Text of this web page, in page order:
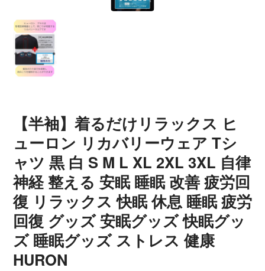
【半袖】着るだけリラックス ヒ
ューロン リカバリーウェア Tシ
ャツ 黒 白 S M L XL 2XL 3XL 自律
神経 整える 安眠 睡眠 改善 疲労回
復 リラックス 快眠 休息 睡眠 疲労
回復 グッズ 安眠グッズ 快眠グッ
ズ 睡眠グッズ ストレス 健康
HURON